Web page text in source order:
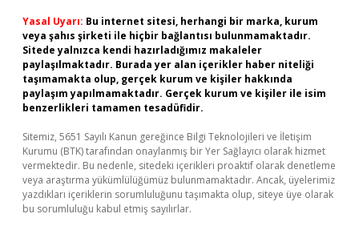
Yasal Uyarı: Bu internet sitesi, herhangi bir marka, kurum
veya şahıs şirketi ile hiçbir bağlantısı bulunmamaktadır.
Sitede yalnızca kendi hazırladığımız makaleler
paylaşılmaktadır. Burada yer alan içerikler haber niteliği
taşımamakta olup, gerçek kurum ve kişiler hakkında
paylaşım yapılmamaktadır. Gerçek kurum ve kişiler ile isim
benzerlikleri tamamen tesadüfidir.
Sitemiz, 5651 Sayılı Kanun gereğince Bilgi Teknolojileri ve İletişim
Kurumu (BTK) tarafından onaylanmış bir Yer Sağlayıcı olarak hizmet
vermektedir. Bu nedenle, sitedeki içerikleri proaktif olarak denetleme
veya araştırma yükümlülüğümüz bulunmamaktadır. Ancak, üyelerimiz
yazdıkları içeriklerin sorumluluğunu taşımakta olup, siteye üye olarak
bu sorumluluğu kabul etmiş sayılırlar.